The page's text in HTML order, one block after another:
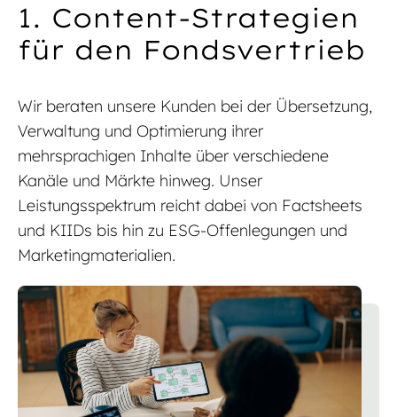
Mit einem Experten sprechen
1. Content-Strategien
für den Fondsvertrieb
Wir beraten unsere Kunden bei der Übersetzung,
Verwaltung und Optimierung ihrer
mehrsprachigen Inhalte über verschiedene
Kanäle und Märkte hinweg. Unser
Leistungsspektrum reicht dabei von Factsheets
und KIIDs bis hin zu ESG-Offenlegungen und
Marketingmaterialien.